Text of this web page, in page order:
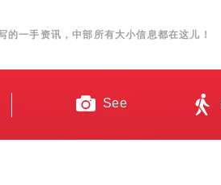
的一手资讯，中部所有大小信息都在这儿！
See